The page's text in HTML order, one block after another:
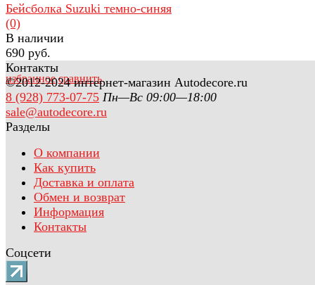
избранное сравнить
Бейсболка Suzuki темно-синяя
(0)
В наличии
690 руб.
Контакты
©2012-2024 интернет-магазин Autodecore.ru
8 (928) 773-07-75 Пн—Вс 09:00—18:00
sale@autodecore.ru
Разделы
О компании
Как купить
Доставка и оплата
Обмен и возврат
Информация
Контакты
Соцсети